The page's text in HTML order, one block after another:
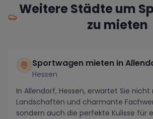
Weitere Städte um
zu mieten
Sportwagen mieten in
Hessen
In Allendorf, Hessen, erwartet Sie
Landschaften und charmante
sondern auch die perfekte Kulisse für